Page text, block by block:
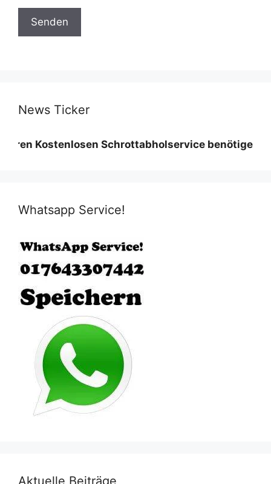
News Ticker
Schrottabholservice benötigen wir eine
Whatsapp Service!
Aktuelle Beiträge